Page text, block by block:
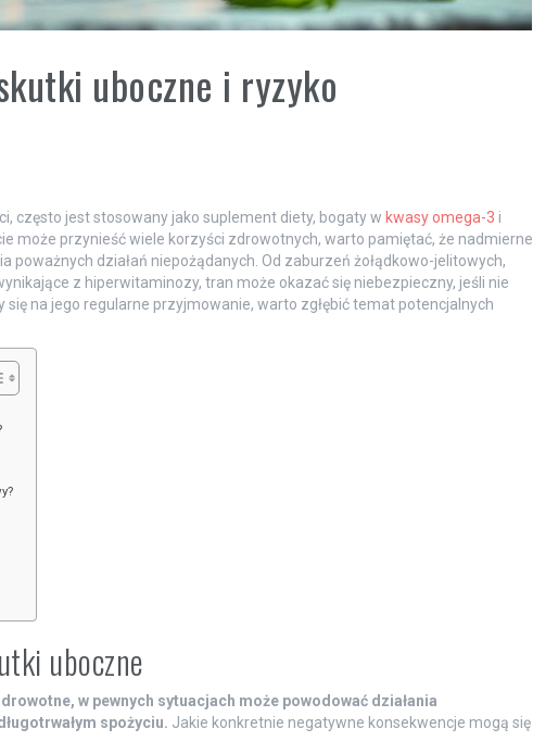
uboczne i ryzyko
często jest stosowany jako suplement diety, bogaty w kwasy omega-3 i
może przynieść wiele korzyści zdrowotnych, warto pamiętać, że nadmierne
działań niepożądanych. Od zaburzeń żołądkowo-jelitowych,
z hiperwitaminozy, tran może okazać się niebezpieczny, jeśli nie
na jego regularne przyjmowanie, warto zgłębić temat potencjalnych
uboczne
w pewnych sytuacjach może powodować działania
spożyciu. Jakie konkretnie negatywne konsekwencje mogą się